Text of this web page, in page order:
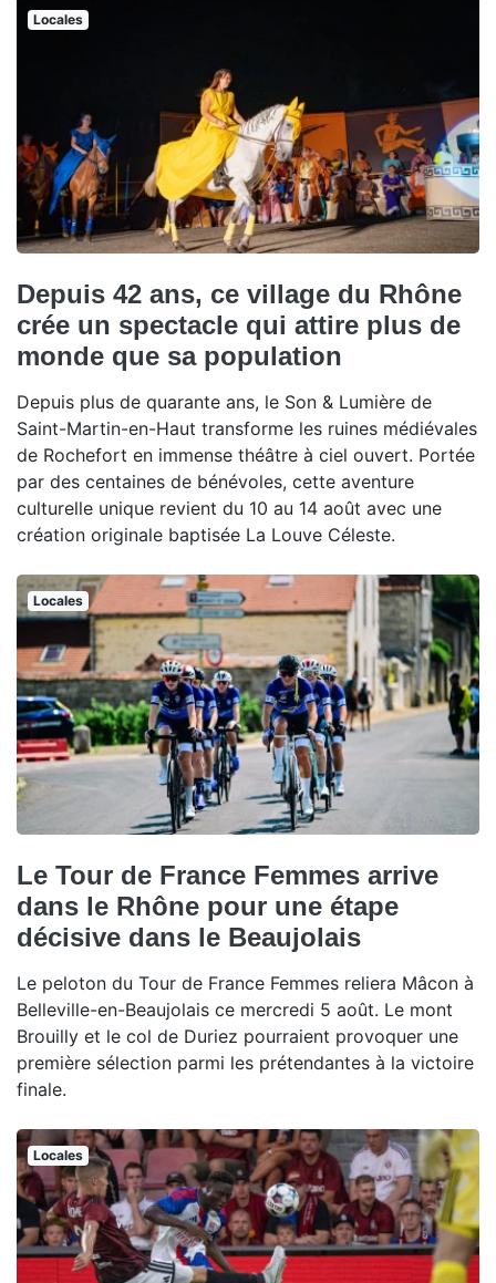
Locales
Depuis 42 ans, ce village du Rhône
crée un spectacle qui attire plus de
monde que sa population
Depuis plus de quarante ans, le Son & Lumière de
Saint-Martin-en-Haut transforme les ruines médiévales
de Rochefort en immense théâtre à ciel ouvert. Portée
par des centaines de bénévoles, cette aventure
culturelle unique revient du 10 au 14 août avec une
création originale baptisée La Louve Céleste.
Locales
Le Tour de France Femmes arrive
dans le Rhône pour une étape
décisive dans le Beaujolais
Le peloton du Tour de France Femmes reliera Mâcon à
Belleville-en-Beaujolais ce mercredi 5 août. Le mont
Brouilly et le col de Duriez pourraient provoquer une
première sélection parmi les prétendantes à la victoire
finale.
Locales